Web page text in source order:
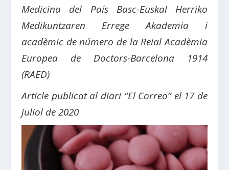
Medicina del País Basc-Euskal Herriko
Medikuntzaren Errege Akademia i
acadèmic de número de la Reial Acadèmia
Europea de Doctors-Barcelona 1914
(RAED)
Article publicat al diari “El Correo” el 17 de
juliol de 2020